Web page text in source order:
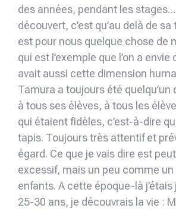
des années, pendant les stages…
découvert, c’est qu’au delà de
est pour nous quelque chose de
qui est l’exemple que l’on a envie
avait aussi cette dimension
Tamura a toujours été quelqu’un
à tous ses élèves, à tous les
qui étaient fidèles, c’est-à-dire
tapis. Toujours très attentif et
égard. Ce que je vais dire est
excessif, mais un peu comme
enfants. A cette époque-là j’étais
25-30 ans, je découvrais la vie :